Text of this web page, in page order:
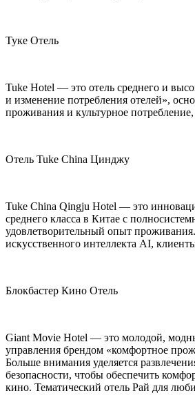
Туке Отель
Tuke Hotel — это отель среднего и
и изменение потребления отелей»,
проживания и культурное
Отель Tuke China Цинджу
Tuke China Qingju Hotel — это
среднего класса в Китае с
удовлетворительный опыт
искусственного интеллекта AI,
Блокбастер Кино Отель
Giant Movie Hotel — это молодой,
управления брендом «комфортное
Больше внимания уделяется
безопасности, чтобы обеспечить
кино. Тематический отель Рай для